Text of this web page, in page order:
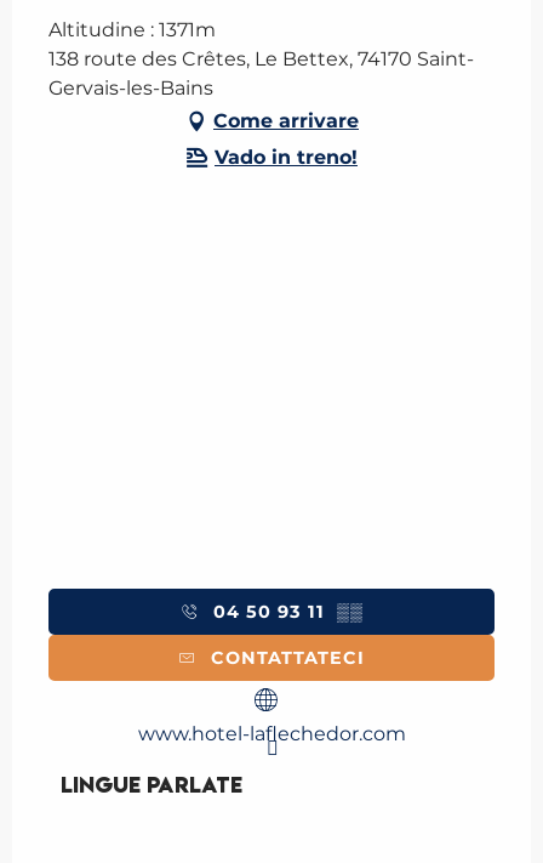
Altitudine : 1371m
138 route des Crêtes, Le Bettex, 74170 Saint-
Gervais-les-Bains
Come arrivare
Vado in treno!
04 50 93 11 ▒▒
CONTATTATECI
www.hotel-laflechedor.com
Lingue parlate
Lingue parlate